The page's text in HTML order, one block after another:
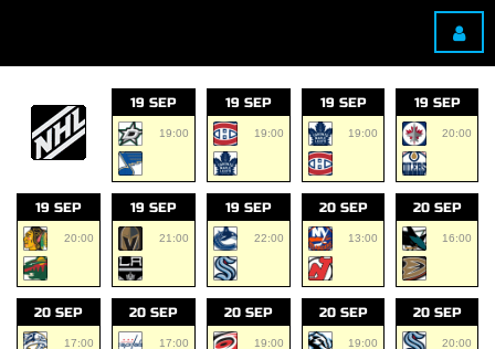
19 SEP
19:00
19 SEP
19:00
19 SEP
19:00
19 SEP
20:00
19 SEP
20:00
19 SEP
21:00
19 SEP
22:00
20 SEP
13:00
20 SEP
16:00
20 SEP
17:00
20 SEP
17:00
20 SEP
19:00
20 SEP
19:00
20 SEP
20:00